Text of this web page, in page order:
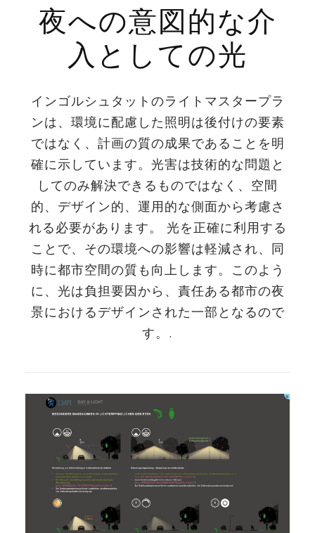
夜への意図的な介
入としての光
インゴルシュタットのライトマスタープラ
ンは、環境に配慮した照明は後付けの要素
ではなく、計画の質の成果であることを明
確に示しています。光害は技術的な問題と
してのみ解決できるものではなく、空間
的、デザイン的、運用的な側面から考慮さ
れる必要があります。 光を正確に利用する
ことで、その環境への影響は軽減され、同
時に都市空間の質も向上します。このよう
に、光は負担要因から、責任ある都市の夜
景におけるデザインされた一部となるので
す。.